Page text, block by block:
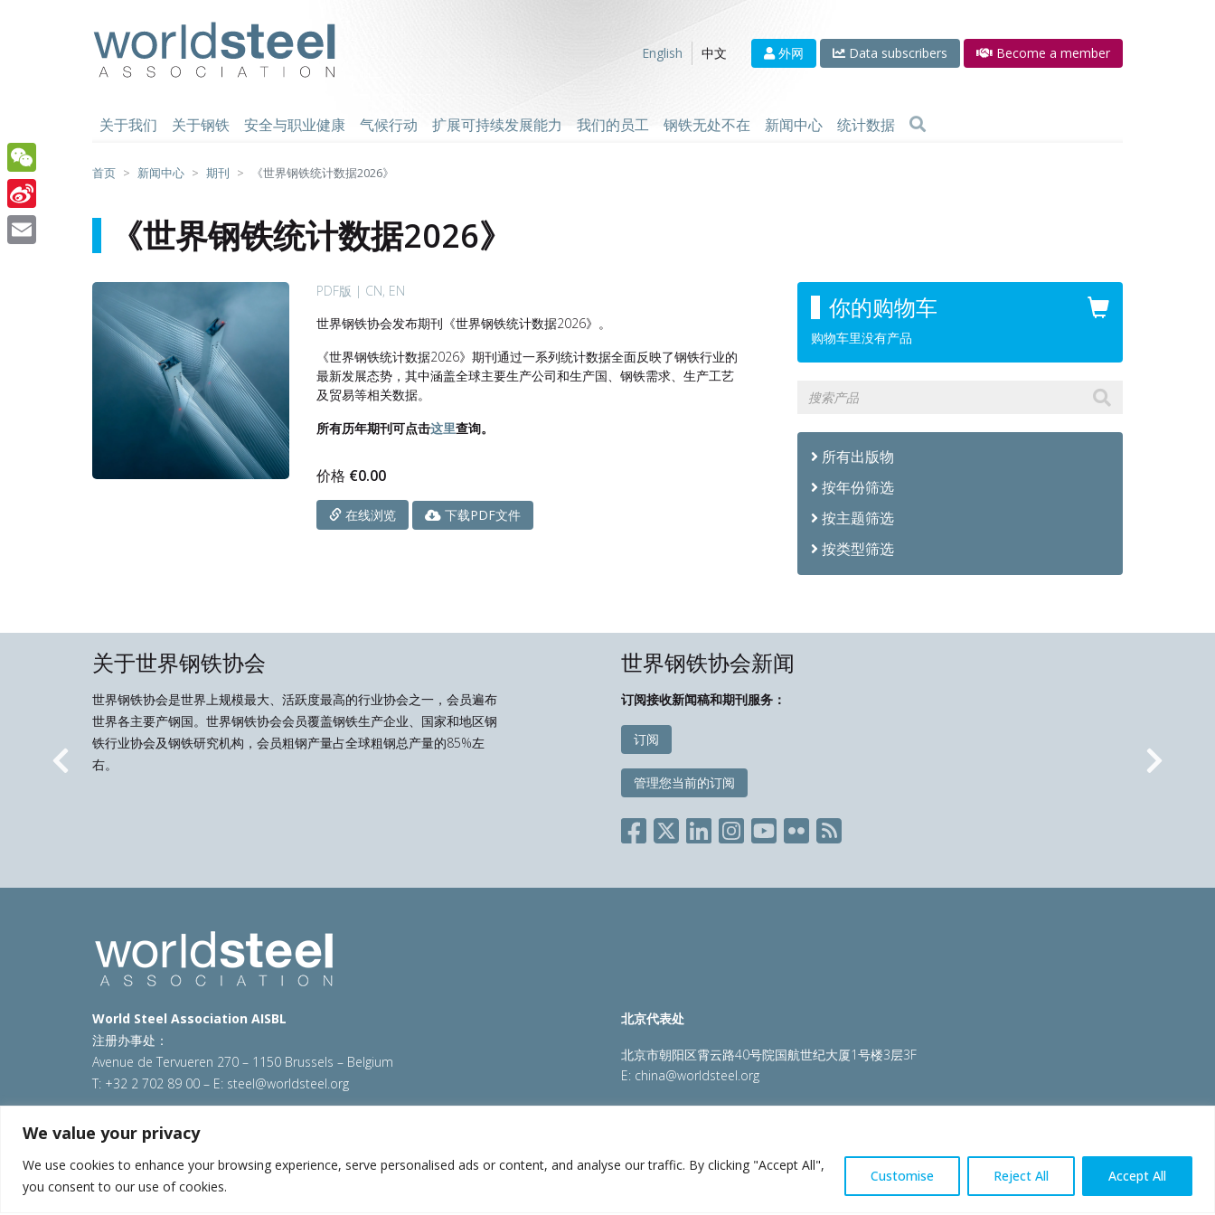
We value your privacy
We use cookies to enhance your browsing experience, serve personalised ads or content, and analyse our traffic. By clicking "Accept All",
you consent to our use of cookies.
Customise Reject All Accept All
English
中文 外网 Data subscribers Become a member
关于我们 关于钢铁 安全与职业健康 气候行动 扩展可持续发展能力 我们的员工 钢铁无处不在 新闻中心 统计数据
首页 新闻中心 期刊 《世界钢铁统计数据2026》
《世界钢铁统计数据2026》
你的购物车
购物车里没有产品
所有出版物
按年份筛选
按主题筛选
按类型筛选
PDF版 | CN, EN
世界钢铁协会发布期刊《世界钢铁统计数据2026》。
《世界钢铁统计数据2026》期刊通过一系列统计数据全面反映了钢铁行业的
最新发展态势，其中涵盖全球主要生产公司和生产国、钢铁需求、生产工艺
及贸易等相关数据。
所有历年期刊可点击这里查询。
价格 €0.00
在线浏览 下载PDF文件
关于世界钢铁协会
世界钢铁协会是世界上规模最大、活跃度最高的行业协会之一，会员遍布
世界各主要产钢国。世界钢铁协会会员覆盖钢铁生产企业、国家和地区钢
铁行业协会及钢铁研究机构，会员粗钢产量占全球粗钢总产量的85%左
右。
世界钢铁协会新闻
订阅接收新闻稿和期刊服务：
订阅
管理您当前的订阅
Previous Next
World Steel Association AISBL
注册办事处：
Avenue de Tervueren 270 – 1150 Brussels – Belgium
T: +32 2 702 89 00 – E: steel@worldsteel.org
北京代表处
北京市朝阳区霄云路40号院国航世纪大厦1号楼3层3F
E: china@worldsteel.org
VAT Number BE 0406.597.373
WeChat
Sina